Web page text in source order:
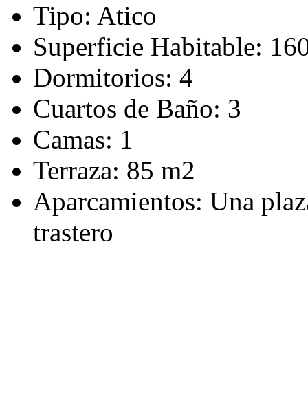
Tipo: Atico
Superficie Habitable:
Dormitorios: 4
Cuartos de Baño: 3
Camas: 1
Terraza: 85 m2
Aparcamientos: Una
trastero